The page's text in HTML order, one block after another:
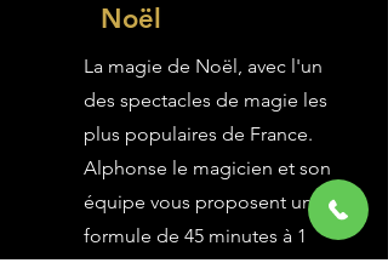
Noël
La magie de Noël, avec l'un
des spectacles de magie les
plus populaires de France.
Alphonse le magicien et son
équipe vous proposent une
formule de 45 minutes à 1